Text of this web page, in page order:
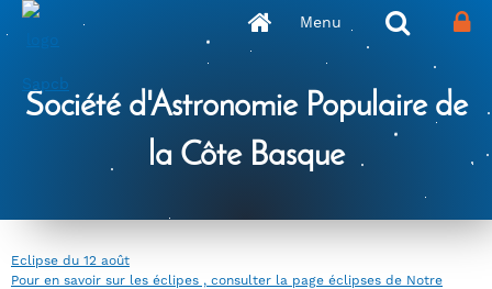
Menu
Société d'Astronomie Populaire de
la Côte Basque
Eclipse du 12 août
Pour en savoir sur les éclipes , consulter la page éclipses de Notre
Panneau de gestion des cookies